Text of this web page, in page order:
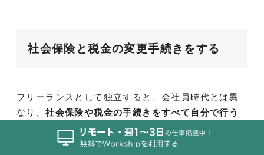
社会保険と税金の変更手続きをする
フリーランスとして独立すると、会社員時代とは異
なり、社会保険や税金の手続きをすべて自分で行う
必要があります 。特に健康保険や年金、税金の納付
方法は大きく変わるため、事前に理解しておくこと